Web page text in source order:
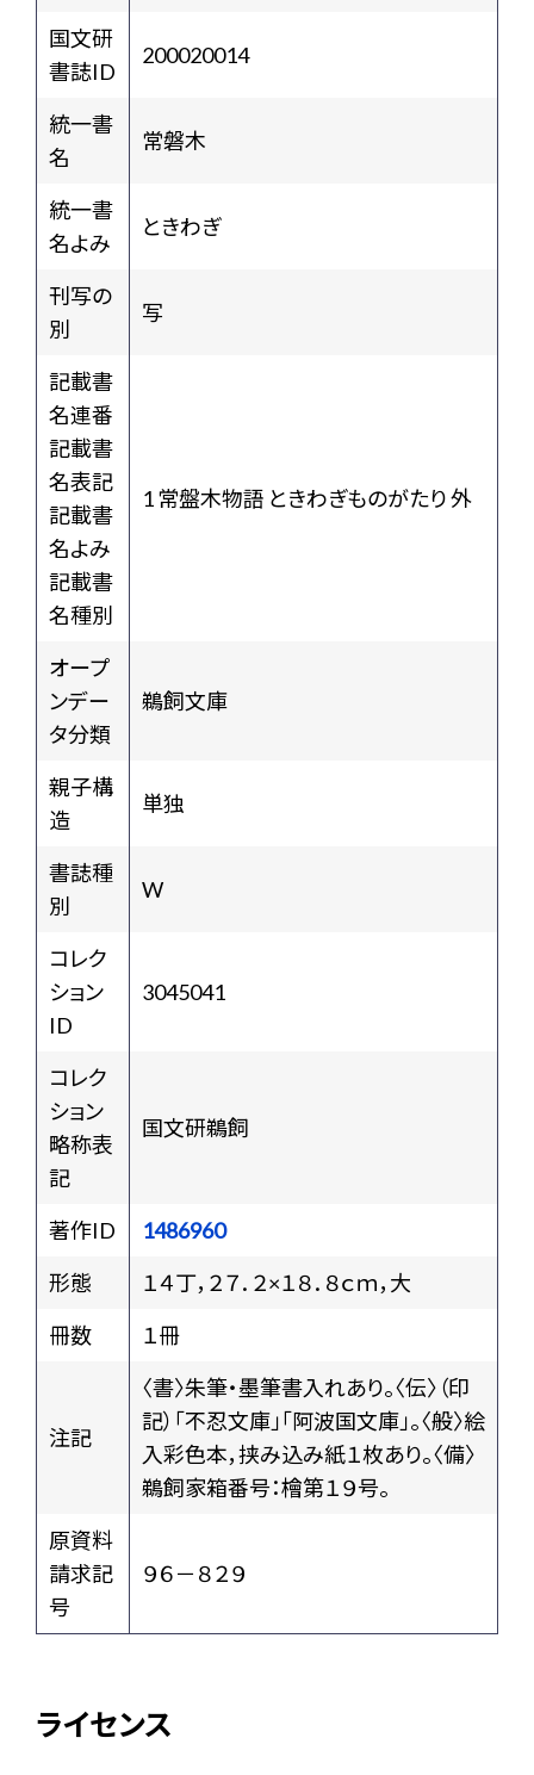
国文研
書誌ID
200020014
統一書
名
常磐木
統一書
名よみ
ときわぎ
刊写の
別
写
記載書
名連番
記載書
名表記
記載書
名よみ
記載書
名種別
1 常盤木物語 ときわぎものがたり 外
オープ
ンデー
タ分類
鵜飼文庫
親子構
造
単独
書誌種
別
W
コレク
ション
ID
3045041
コレク
ション
略称表
記
国文研鵜飼
著作ID
1486960
形態
１４丁，２７．２×１８．８ｃｍ，大
冊数
１冊
注記
〈書〉朱筆・墨筆書入れあり。〈伝〉（印
記）「不忍文庫」「阿波国文庫」。〈般〉絵
入彩色本，挟み込み紙１枚あり。〈備〉
鵜飼家箱番号：檜第１９号。
原資料
請求記
号
９６－８２９
ライセンス